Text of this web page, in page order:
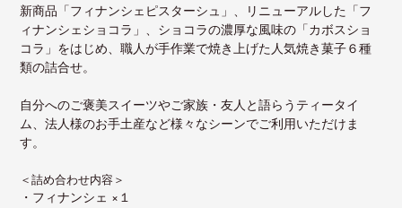
新商品「フィナンシェピスターシュ」、リニューアルした「フ
ィナンシェショコラ」、ショコラの濃厚な風味の「カボスショ
コラ」をはじめ、職人が手作業で焼き上げた人気焼き菓子６種
類の詰合せ。
自分へのご褒美スイーツやご家族・友人と語らうティータイ
ム、法人様のお手土産など様々なシーンでご利用いただけま
す。
＜詰め合わせ内容＞
・フィナンシェ ×１